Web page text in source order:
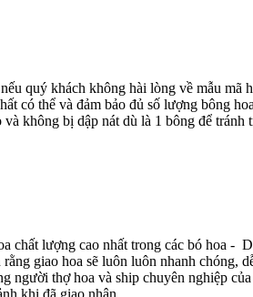
quý khách không hài lòng về mẫu
có thể và đảm bảo đủ số lượng bông
không bị dập nát dù là 1 bông để tránh
chất lượng cao nhất trong các bó hoa -
giao hoa sẽ luôn luôn nhanh chóng,
người thợ hoa và ship chuyên nghiệp
khi đã giao nhận.